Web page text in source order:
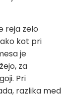
reja zelo
kot pri
je
za
Pri
razlika med